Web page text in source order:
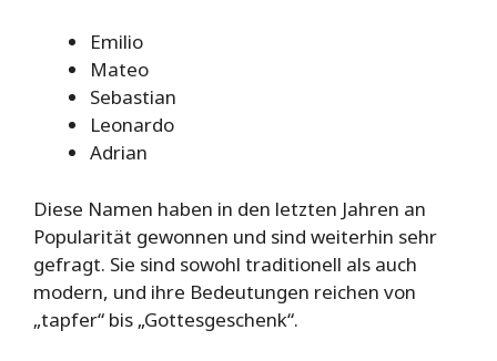
Emilio
Mateo
Sebastian
Leonardo
Adrian
Diese Namen haben in den letzten Jahren an
Popularität gewonnen und sind weiterhin sehr
gefragt. Sie sind sowohl traditionell als auch
modern, und ihre Bedeutungen reichen von
„tapfer“ bis „Gottesgeschenk“.